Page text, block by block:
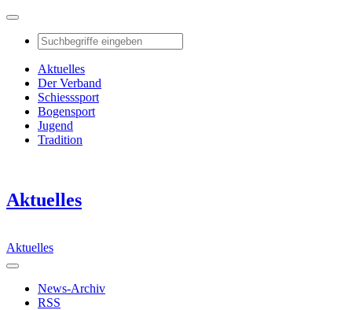
Aktuelles
Der Verband
Schiesssport
Bogensport
Jugend
Tradition
Aktuelles
Aktuelles
News-Archiv
RSS